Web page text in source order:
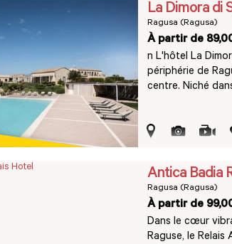
La Dimora di
Ragusa (Ragusa)
À partir de
n L'hôtel La
périphérie de
centre. Niché
Antica Badia
Ragusa (Ragusa)
À partir de
Dans le cœur
Raguse, le